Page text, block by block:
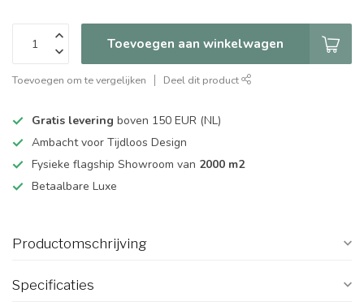
Toevoegen aan winkelwagen
Toevoegen om te vergelijken Deel dit product
Gratis levering boven 150 EUR (NL)
Ambacht voor Tijdloos Design
Fysieke flagship Showroom van 2000 m2
Betaalbare Luxe
Productomschrijving
Specificaties